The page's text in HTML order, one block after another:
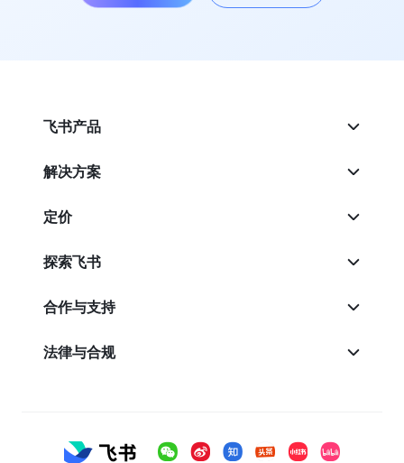
飞书产品
解决方案
定价
探索飞书
合作与支持
法律与合规